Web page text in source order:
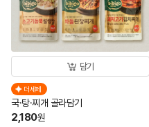
담기
더세페
국·탕·찌개 골라담기
2,180원